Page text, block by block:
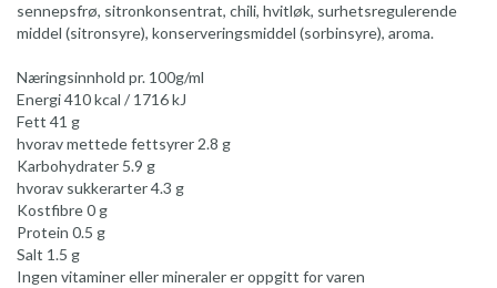
sennepsfrø, sitronkonsentrat, chili, hvitløk, surhetsregulerende
middel (sitronsyre), konserveringsmiddel (sorbinsyre), aroma.
Næringsinnhold pr. 100g/ml
Energi 410 kcal / 1716 kJ
Fett 41 g
hvorav mettede fettsyrer 2.8 g
Karbohydrater 5.9 g
hvorav sukkerarter 4.3 g
Kostfibre 0 g
Protein 0.5 g
Salt 1.5 g
Ingen vitaminer eller mineraler er oppgitt for varen